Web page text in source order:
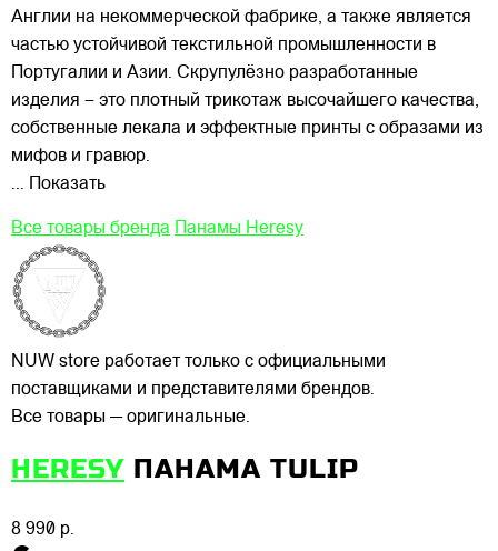
Англии на некоммерческой фабрике, а также является
частью устойчивой текстильной промышленности в
Португалии и Азии. Скрупулёзно разработанные
изделия – это плотный трикотаж высочайшего качества,
собственные лекала и эффектные принты с образами из
мифов и гравюр.
... Показать
Все товары бренда Панамы Heresy
NUW store работает только с официальными
поставщиками и представителями брендов.
Все товары — оригинальные.
HERESY ПАНАМА TULIP
8 990 р.